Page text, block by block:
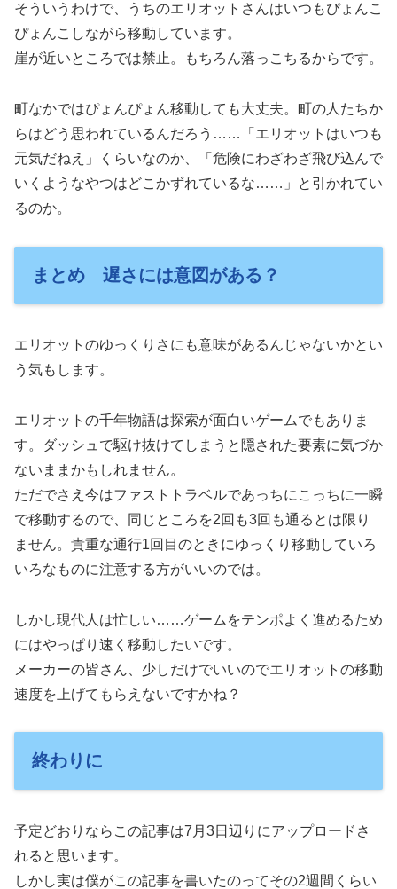
そういうわけで、うちのエリオットさんはいつもぴょんこ
ぴょんこしながら移動しています。
崖が近いところでは禁止。もちろん落っこちるからです。
町なかではぴょんぴょん移動しても大丈夫。町の人たちか
らはどう思われているんだろう……「エリオットはいつも
元気だねえ」くらいなのか、「危険にわざわざ飛び込んで
いくようなやつはどこかずれているな……」と引かれてい
るのか。
まとめ 遅さには意図がある？
エリオットのゆっくりさにも意味があるんじゃないかとい
う気もします。
エリオットの千年物語は探索が面白いゲームでもありま
す。ダッシュで駆け抜けてしまうと隠された要素に気づか
ないままかもしれません。
ただでさえ今はファストトラベルであっちにこっちに一瞬
で移動するので、同じところを2回も3回も通るとは限り
ません。貴重な通行1回目のときにゆっくり移動していろ
いろなものに注意する方がいいのでは。
しかし現代人は忙しい……ゲームをテンポよく進めるため
にはやっぱり速く移動したいです。
メーカーの皆さん、少しだけでいいのでエリオットの移動
速度を上げてもらえないですかね？
終わりに
予定どおりならこの記事は7月3日辺りにアップロードさ
れると思います。
しかし実は僕がこの記事を書いたのってその2週間くらい